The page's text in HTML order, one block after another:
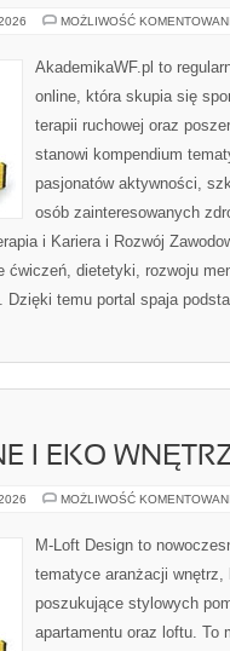
MOŻLIWOŚĆ
AkademikaWF.pl to
online, która skupia się
terapii ruchowej oraz
stanowi kompendium
pasjonatów aktywności,
osób zainteresowanych
i Kariera i Rozwój
ćwiczeń, dietetyki, rozwoju
temu portal spaja
I EKO
MOŻLIWOŚĆ
M-Loft Design to
tematyce aranżacji
poszukujące stylowych
apartamentu oraz loftu. To